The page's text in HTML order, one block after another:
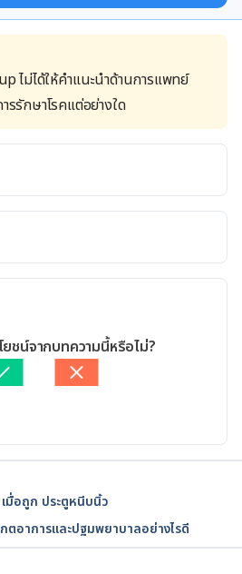
ไม่ได้ให้คำแนะนำด้านการแพทย์
รรักษาโรคแต่อย่างใด
and Scratches.
how-to-treat-cat-
Accessed December
December 18, 2020
for a Cat Bite or Scratch.
dog-cat-and-bat-
18, 2020
วโรทัย
ของข้อมูลโดยทีม Hello คุณหมอ
Khuaphu
ชน์จากบทความนี้หรือไม่?
มื่อถูก ประตูหนีบนิ้ว
ตอาการและปฐมพยาบาลอย่างไรดี